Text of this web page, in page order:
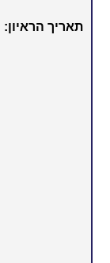
תאריך הראיון: